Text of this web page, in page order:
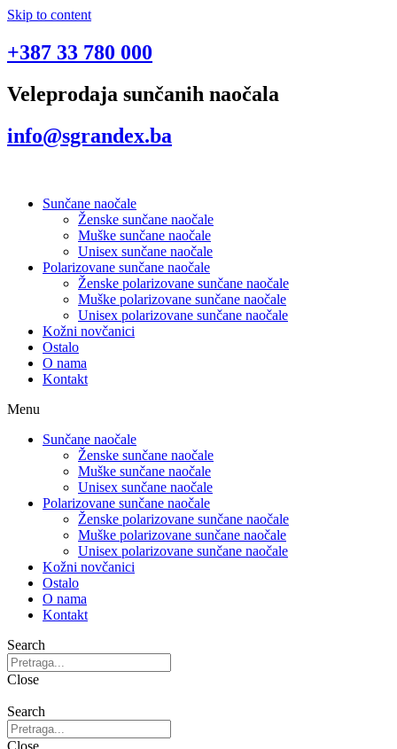
Skip to content
+387 33 780 000
Veleprodaja sunčanih naočala
info@sgrandex.ba
Sunčane naočale
Ženske sunčane naočale
Muške sunčane naočale
Unisex sunčane naočale
Polarizovane sunčane naočale
Ženske polarizovane sunčane naočale
Muške polarizovane sunčane naočale
Unisex polarizovane sunčane naočale
Kožni novčanici
Ostalo
O nama
Kontakt
Menu
Sunčane naočale
Ženske sunčane naočale
Muške sunčane naočale
Unisex sunčane naočale
Polarizovane sunčane naočale
Ženske polarizovane sunčane naočale
Muške polarizovane sunčane naočale
Unisex polarizovane sunčane naočale
Kožni novčanici
Ostalo
O nama
Kontakt
Search
Close
Search
Close